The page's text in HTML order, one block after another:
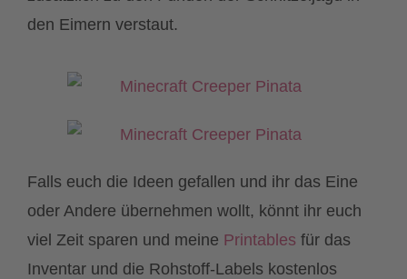
den Eimern verstaut.
Falls euch die Ideen gefallen und ihr das Eine
oder Andere übernehmen wollt, könnt ihr euch
viel Zeit sparen und meine Printables für das
Inventar und die Rohstoff-Labels kostenlos